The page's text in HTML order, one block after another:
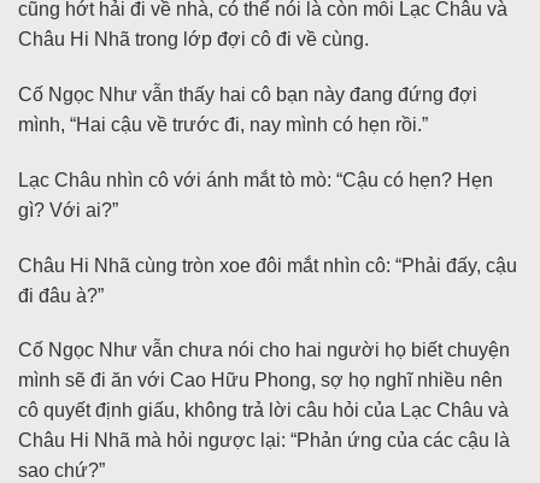
cũng hớt hải đi về nhà, có thể nói là còn mỗi Lạc Châu và
Châu Hi Nhã trong lớp đợi cô đi về cùng.
Cố Ngọc Như vẫn thấy hai cô bạn này đang đứng đợi
mình, “Hai cậu về trước đi, nay mình có hẹn rồi.”
Lạc Châu nhìn cô với ánh mắt tò mò: “Cậu có hẹn? Hẹn
gì? Với ai?”
Châu Hi Nhã cùng tròn xoe đôi mắt nhìn cô: “Phải đấy, cậu
đi đâu à?”
Cố Ngọc Như vẫn chưa nói cho hai người họ biết chuyện
mình sẽ đi ăn với Cao Hữu Phong, sợ họ nghĩ nhiều nên
cô quyết định giấu, không trả lời câu hỏi của Lạc Châu và
Châu Hi Nhã mà hỏi ngược lại: “Phản ứng của các cậu là
sao chứ?”